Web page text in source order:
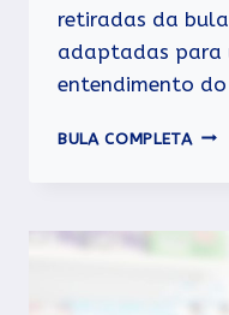
retiradas da
adaptadas para
entendimento
BULA COMPLETA VICK